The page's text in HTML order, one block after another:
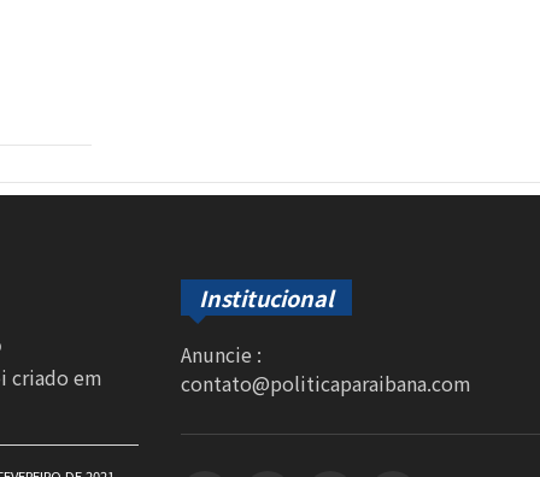
criado em
Institucional
Anuncie :
contato@politicaparaibana.com